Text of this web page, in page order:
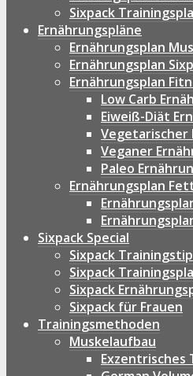
Sixpack
Ernährungspläne
Ernährungsplan
Ernährungsplan
Ernährungsplan
Low Carb
Eiweiß-Diät
Vegetarischer
Veganer
Paleo
Ernährungsplan
Sixpack Special
Sixpack
Sixpack
Sixpack
Sixpack für Frauen
Trainingsmethoden
Muskelaufbau
Exzentrisches